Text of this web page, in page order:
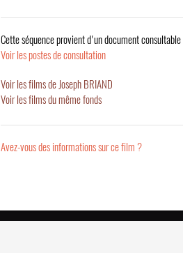
Cette séquence provient d'un document
Voir les postes de consultation
Voir les films de Joseph BRIAND
Voir les films du même fonds
Avez-vous des informations sur ce film ?